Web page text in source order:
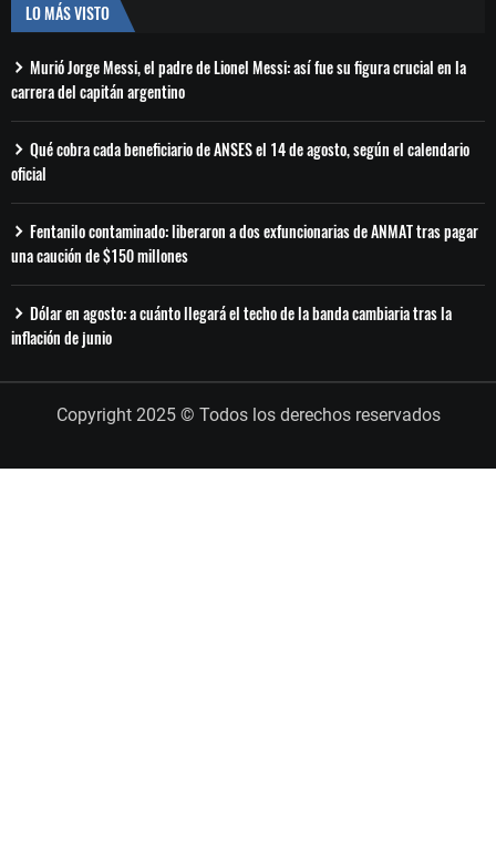
LO MÁS VISTO
Murió Jorge Messi, el padre de Lionel Messi: así fue su figura crucial en la
carrera del capitán argentino
Qué cobra cada beneficiario de ANSES el 14 de agosto, según el calendario
oficial
Fentanilo contaminado: liberaron a dos exfuncionarias de ANMAT tras pagar
una caución de $150 millones
Dólar en agosto: a cuánto llegará el techo de la banda cambiaria tras la
inflación de junio
Copyright 2025 © Todos los derechos reservados